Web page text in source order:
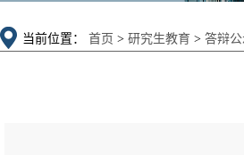
当前位置： 首页 > 研究生教育 > 答辩